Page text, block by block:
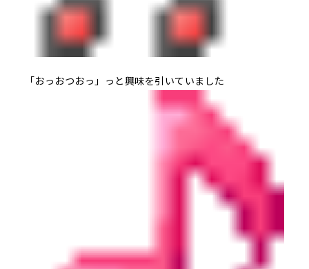
「おっおつおっ」っと興味を引いていました